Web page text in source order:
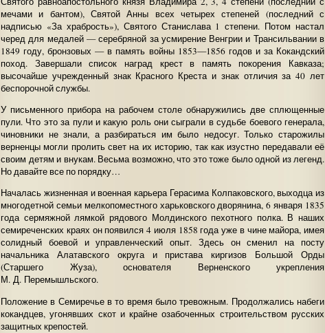
мечами и бантом), Святой Анны всех четырех степеней (последний с
надписью «За храбрость»), Святого Станислава 1 степени. Потом настал
черед для медалей — серебряной за усмирение Венгрии и Трансильвании в
1849 году, бронзовых — в память войны 1853—1856 годов и за Кокандский
поход. Завершали список наград крест в память покорения Кавказа;
высочайше учрежденный знак Красного Креста и знак отличия за 40 лет
беспорочной службы.
У письменного прибора на рабочем столе обнаружились две сплющенные
пули. Что это за пули и какую роль они сыграли в судьбе боевого генерала,
чиновники не знали, а разбираться им было недосуг. Только старожилы
верненцы могли пролить свет на их историю, так как изустно передавали её
своим детям и внукам. Весьма возможно, что это тоже было одной из легенд.
Но давайте все по порядку…
Началась жизненная и военная карьера Герасима Колпаковского, выходца из
многодетной семьи мелкопоместного харьковского дворянина, 6 января 1835
года сермяжной лямкой рядового Молдинского пехотного полка. В наших
семиреченских краях он появился 4 июля 1858 года уже в чине майора, имея
солидный боевой и управленческий опыт. Здесь он сменил на посту
начальника Алатавского округа и пристава киргизов Большой Орды
(Старшего Жуза), основателя Верненского укрепления
М. Д. Перемышльского.
Положение в Семиречье в то время было тревожным. Продолжались набеги
кокандцев, угонявших скот и крайне озабоченных строительством русских
защитных крепостей.